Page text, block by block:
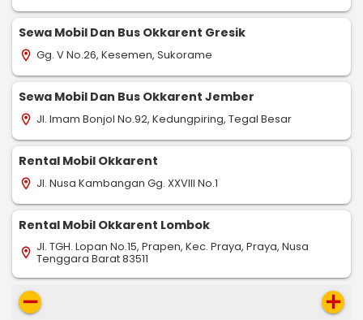
Sewa Mobil Dan Bus Okkarent Gresik
location_on Gg. V No.26, Kesemen, Sukorame
Sewa Mobil Dan Bus Okkarent Jember
location_on Jl. Imam Bonjol No.92, Kedungpiring, Tegal Besar
Rental Mobil Okkarent
location_on Jl. Nusa Kambangan Gg. XXVIII No.1
Rental Mobil Okkarent Lombok
location_on Jl. TGH. Lopan No.15, Prapen, Kec. Praya, Praya, Nusa
Tenggara Barat 83511
remove add